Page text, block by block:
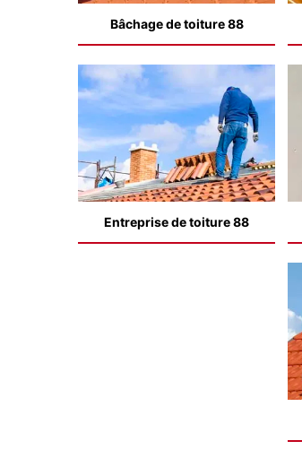
Bâchage de toiture 88
Entreprise de toiture 88